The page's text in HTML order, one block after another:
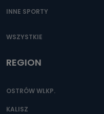
INNE SPORTY
WSZYSTKIE
REGION
OSTRÓW WLKP.
KALISZ